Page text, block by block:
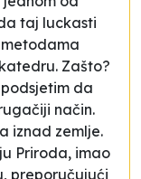
taj luckasti
metodama
Zašto?
da
način.
iznad zemlje.
Priroda, imao
preporučujući